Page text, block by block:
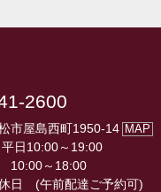
2600
市屋島西町1950-14 MAP
日10:00～19:00
10:00～18:00
日 (午前配達ご予約可)